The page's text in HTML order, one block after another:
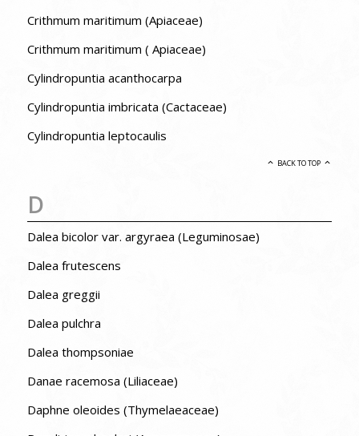
Crithmum maritimum (Apiaceae)
Crithmum maritimum ( Apiaceae)
Cylindropuntia acanthocarpa
Cylindropuntia imbricata (Cactaceae)
Cylindropuntia leptocaulis
BACK TO TOP
D
Dalea bicolor var. argyraea (Leguminosae)
Dalea frutescens
Dalea greggii
Dalea pulchra
Dalea thompsoniae
Danae racemosa (Liliaceae)
Daphne oleoides (Thymelaeaceae)